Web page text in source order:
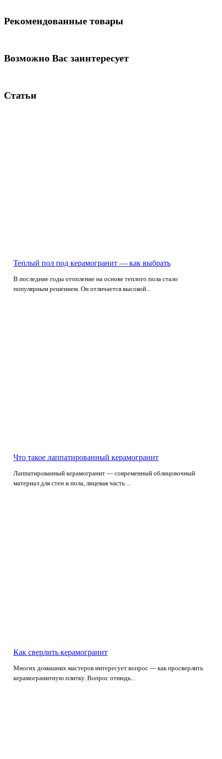
Рекомендованные товары
Возможно Вас заинтересует
Статьи
Теплый пол под керамогранит — как выбрать
В последние годы отопление на основе теплого пола стало
популярным решением. Он отличается высокой...
Что такое лаппатированный керамогранит
Лаппатированный керамогранит — современный облицовочный
материал для стен и пола, лицевая часть ...
Как сверлить керамогранит
Многих домашних мастеров интересует вопрос — как просверлить
керамогранитную плитку. Вопрос отнюдь...